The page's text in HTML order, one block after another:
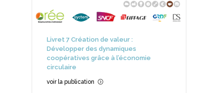
Livret 7 Création de valeur :
Développer des dynamiques
coopératives grâce à l’économie
circulaire
voir la publication =